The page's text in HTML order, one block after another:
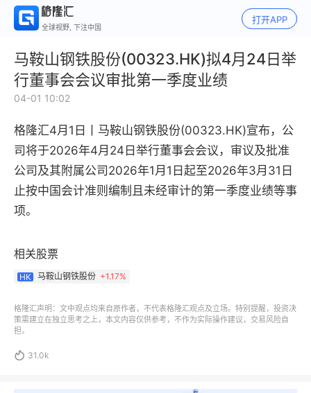
全球视野, 下注中国
打开APP
马鞍山钢铁股份(00323.HK)拟4月24日举
行董事会会议审批第一季度业绩
04-01 10:02
格隆汇4月1日丨 马鞍山钢铁股份(00323.HK)宣布，公
司将于2026年4月24日举行董事会会议，审议及批准
公司及其附属公司2026年1月1日起至2026年3月31日
止按中国会计准则编制且未经审计的第一季度业绩等事
项。
相关股票
HK 马鞍山钢铁股份 +1.17%
格隆汇声明：文中观点均来自原作者，不代表格隆汇观点及立场。特别提醒，投资决
策需建立在独立思考之上，本文内容仅供参考，不作为实际操作建议，交易风险自
担。
 31.0k